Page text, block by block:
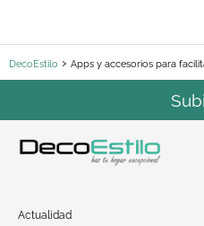
DecoEstilo Apps y accesorios para
Actualidad